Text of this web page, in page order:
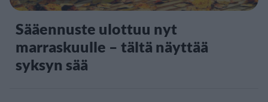
Sääennuste ulottuu nyt
marraskuulle – tältä näyttää
syksyn sää